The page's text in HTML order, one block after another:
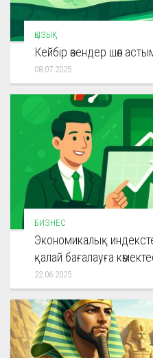
ҚЫЗЫҚ
Кейбір өзендер шөл
08.07.2025
БИЗНЕС
Экономикалық
қалай бағалауға
22.06.2025